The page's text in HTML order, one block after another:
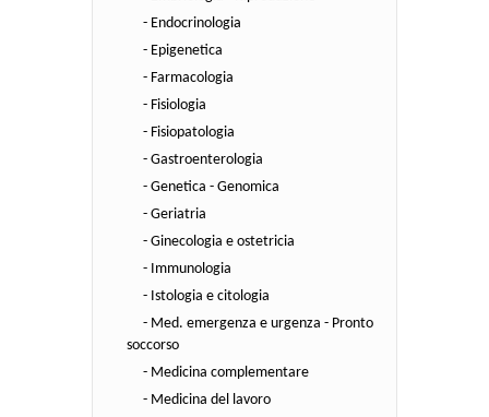
- Endocrinologia
- Epigenetica
- Farmacologia
- Fisiologia
- Fisiopatologia
- Gastroenterologia
- Genetica - Genomica
- Geriatria
- Ginecologia e ostetricia
- Immunologia
- Istologia e citologia
- Med. emergenza e urgenza - Pronto
soccorso
- Medicina complementare
- Medicina del lavoro